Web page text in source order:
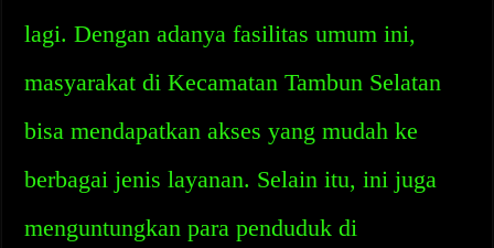
lagi. Dengan adanya fasilitas umum ini,
masyarakat di Kecamatan Tambun Selatan
bisa mendapatkan akses yang mudah ke
berbagai jenis layanan. Selain itu, ini juga
menguntungkan para penduduk di